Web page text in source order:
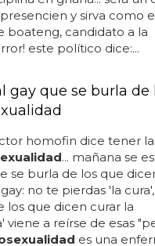
también cuenta que el
en áfrica no
que el 98 % de la
... bajo mi
corrupta, gay o
condenen al
george ha prometido
de sus primeras
la